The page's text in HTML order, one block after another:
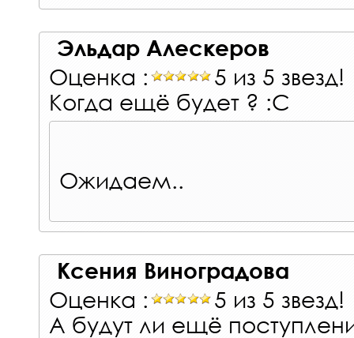
Эльдар Алескеров
Оценка :
5 из 5 звезд!
Когда ещё будет ? :С
Ожидаем..
Ксения Виноградова
Оценка :
5 из 5 звезд!
А будут ли ещё